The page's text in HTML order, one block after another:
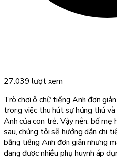
27.039 lượt xem
Trò chơi ô chữ tiếng Anh đơn
trong việc thu hút sự hứng thú
Anh của con trẻ. Vậy nên, bố mẹ
sau, chúng tôi sẽ hướng dẫn chi
bằng tiếng Anh đơn giản nhưng
đang được nhiều phụ huynh áp